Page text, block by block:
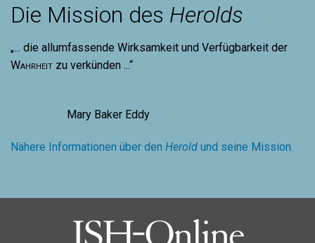
Die Mission des Herolds
„... die allumfassende Wirksamkeit und Verfügbarkeit der
Wahrheit zu verkünden ...“
Mary Baker Eddy
Nähere Informationen über den Herold und seine Mission.